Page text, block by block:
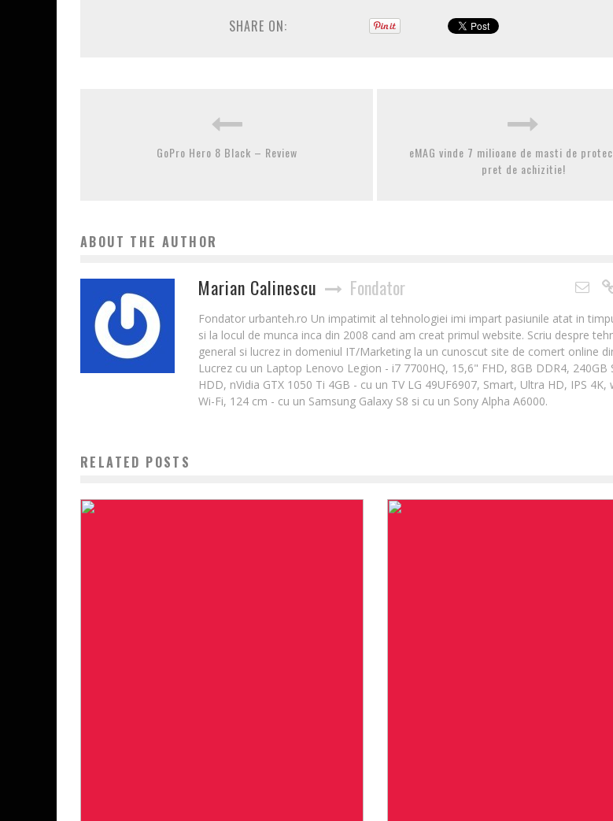
SHARE ON:
GoPro Hero 8 Black – Review
eMAG vinde 7 milioane de masti de
pret de achizitie!
ABOUT THE AUTHOR
Marian Calinescu Fondator
Fondator urbanteh.ro Un impatimit al tehnologiei imi impart pasiunile atat in
si la locul de munca inca din 2008 cand am creat primul website. Scriu despre
general si lucrez in domeniul IT/Marketing la un cunoscut site de comert online
Lucrez cu un Laptop Lenovo Legion - i7 7700HQ, 15,6" FHD, 8GB DDR4, 240GB
HDD, nVidia GTX 1050 Ti 4GB - cu un TV LG 49UF6907, Smart, Ultra HD, IPS 4K,
Wi-Fi, 124 cm - cu un Samsung Galaxy S8 si cu un Sony Alpha A6000.
RELATED POSTS